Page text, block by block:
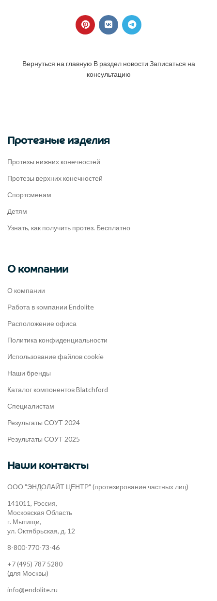
Вернуться на главную В раздел новости Записаться на
консультацию
Протезные изделия
Протезы нижних конечностей
Протезы верхних конечностей
Спортсменам
Детям
Узнать, как получить протез. Бесплатно
О компании
О компании
Работа в компании Endolite
Расположение офиса
Политика конфиденциальности
Использование файлов cookie
Наши бренды
Каталог компонентов Blatchford
Специалистам
Результаты СОУТ 2024
Результаты СОУТ 2025
Наши контакты
ООО "ЭНДОЛАЙТ ЦЕНТР" (протезирование частных лиц)
141011, Россия,
Московская Область
г. Мытищи,
ул. Октябрьская, д. 12
8-800-770-73-46
+7 (495) 787 5280
(для Москвы)
info@endolite.ru